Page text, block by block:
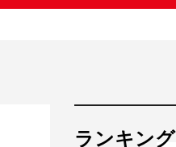
ランキング